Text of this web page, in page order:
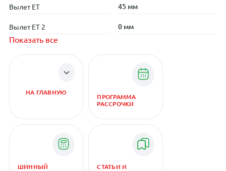
Вылет ET 45 мм
Вылет ET 2 0 мм
Показать все
НА ГЛАВНУЮ
ПРОГРАММА
РАССРОЧКИ
ШИННЫЙ
СТАТЬИ И